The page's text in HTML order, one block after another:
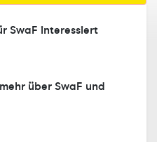
SwaF interessiert
über SwaF und